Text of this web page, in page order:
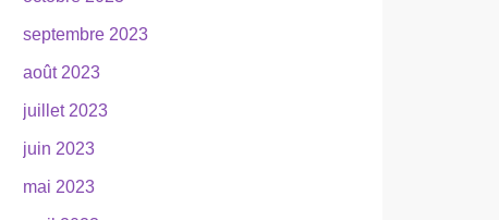
septembre 2023
août 2023
juillet 2023
juin 2023
mai 2023